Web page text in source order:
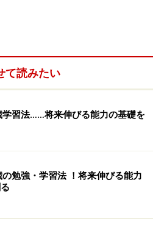
て読みたい
学習法……将来伸びる能力の基礎を
勉強・学習法 ！将来伸びる能力